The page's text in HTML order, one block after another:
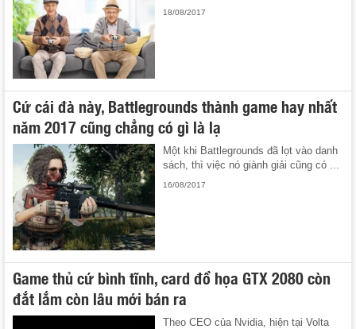
18/08/2017
Cứ cái đà này, Battlegrounds thành game hay nhất
năm 2017 cũng chẳng có gì là lạ
Một khi Battlegrounds đã lọt vào danh
sách, thì việc nó giành giải cũng có ...
16/08/2017
Game thủ cứ bình tĩnh, card đồ họa GTX 2080 còn
đắt lắm còn lâu mới bán ra
Theo CEO của Nvidia, hiện tại Volta